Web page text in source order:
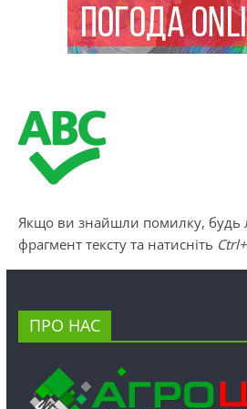
Якщо ви знайшли помилку, будь
фрагмент тексту та натисніть
ПРО НАС